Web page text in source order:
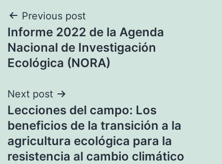
Post
navigation
Previous post
Informe 2022 de la Agenda
Nacional de Investigación
Ecológica (NORA)
Next post
Lecciones del campo: Los
beneficios de la transición a la
agricultura ecológica para la
resistencia al cambio climático